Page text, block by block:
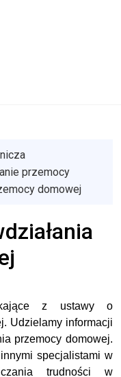
przemocy
domowej
z ustawy o
Udzielamy informacji
przemocy domowej.
innymi specjalistami w
trudności w